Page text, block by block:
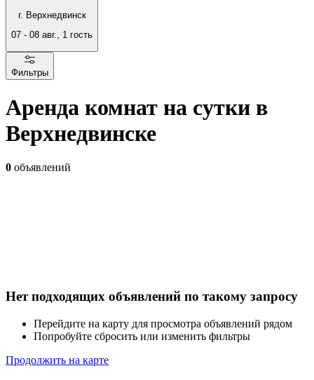
г. Верхнедвинск
07 - 08 авг., 1 гость
Фильтры
Аренда комнат на сутки в
Верхнедвинске
0 объявлений
Нет подходящих объявлений по такому запросу
Перейдите на карту для просмотра объявлений рядом
Попробуйте сбросить или изменить фильтры
Продолжить на карте